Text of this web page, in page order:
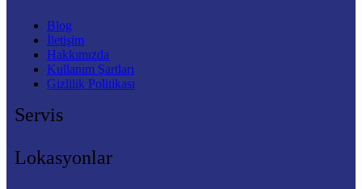
Blog
İletişim
Hakkımızda
Kullanım Şartları
Gizlilik Politikası
Servis
Lokasyonlar